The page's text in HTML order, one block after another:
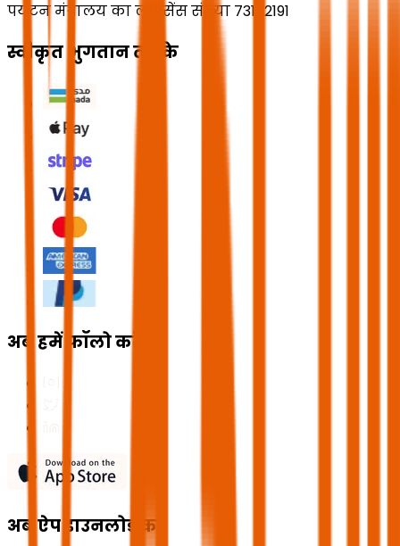
पर्यटन मंत्रालय का लाइसेंस संख्या 73102191
स्वीकृत भुगतान तरीके
अब हमें फॉलो करें
अब ऐप डाउनलोड करें